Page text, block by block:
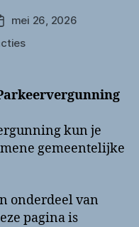
mei 26, 2026
op
Parkeervergunning
en
contactinformatie
kun je
gemeentelijke
onderdeel van
pagina is